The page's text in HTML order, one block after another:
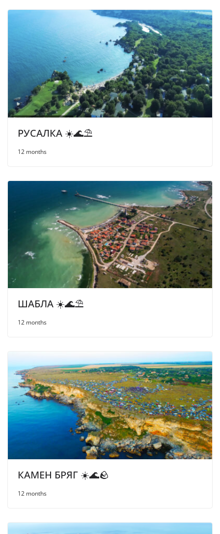
РУСАЛКА ☀️🌊⛱
12 months
ШАБЛА ☀️🌊⛱
12 months
КАМЕН БРЯГ ☀️🌊🪨
12 months